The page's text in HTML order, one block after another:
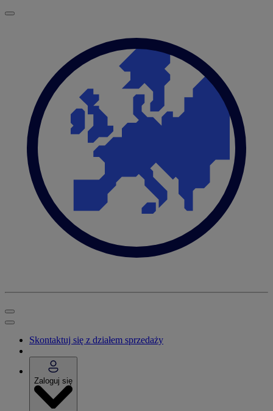
Skontaktuj się z działem sprzedaży
Zaloguj się